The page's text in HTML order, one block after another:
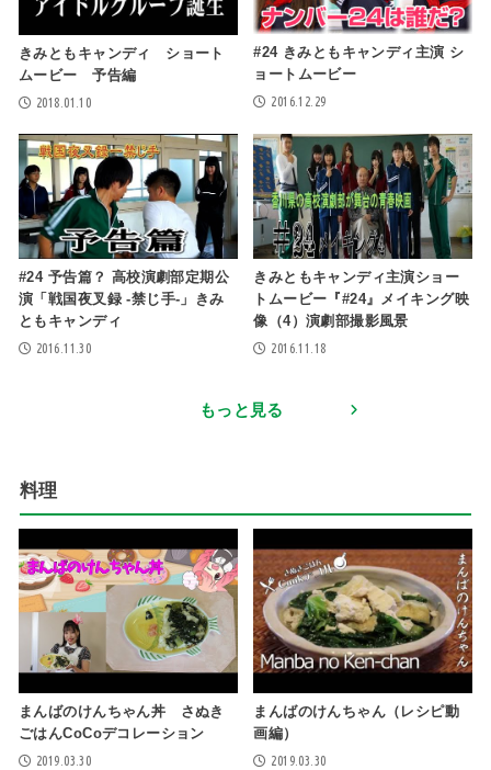
きみともキャンディ ショート
ムービー 予告編
2018.01.10
#24 きみともキャンディ主演 シ
ョートムービー
2016.12.29
#24 予告篇？ 高校演劇部定期公
演「戦国夜叉録 -禁じ手-」きみ
ともキャンディ
2016.11.30
きみともキャンディ主演ショー
トムービー『#24』メイキング映
像（4）演劇部撮影風景
2016.11.18
もっと見る
料理
まんばのけんちゃん丼 さぬき
ごはんCoCoデコレーション
2019.03.30
まんばのけんちゃん（レシピ動
画編）
2019.03.30